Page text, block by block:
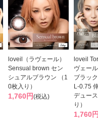
loveil（ラヴェール）
Sensual brown セン
シュアルブラウン （1
0枚入り）
1,760円(税込)
loveil
ヴェー
ブラッ
L-0.75
デュー
り）
1,760